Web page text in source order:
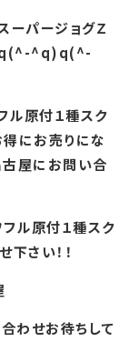
ーパージョグＺ
q(^-^q)q(^-
ル原付１種スク
得にお売りにな
古屋にお問い合
フル原付１種スク
さい！！
わせお待ちして